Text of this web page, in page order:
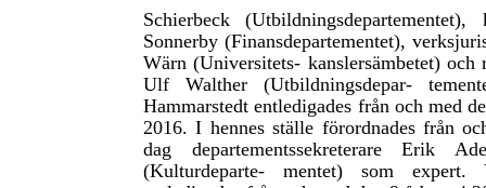
Schierbeck (Utbildningsdepartementet),
Sonnerby (Finansdepartementet),
Wärn (Universitets- kanslersämbetet) och
Ulf Walther (Utbildningsdepar-
Hammarstedt entledigades från och med
2016. I hennes ställe förordnades från
dag departementssekreterare Erik
(Kulturdeparte- mentet) som expert.